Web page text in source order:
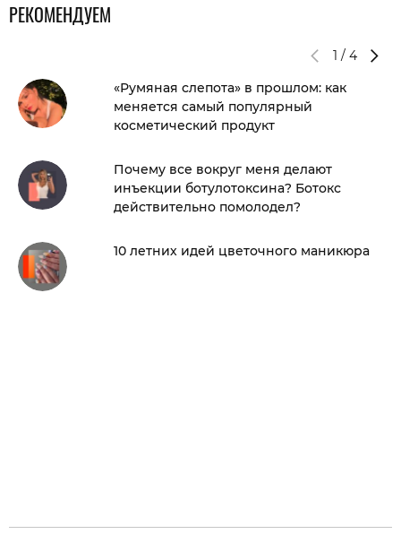
РЕКОМЕНДУЕМ
1 / 4
«Румяная слепота» в прошлом: как
меняется самый популярный
косметический продукт
Почему все вокруг меня делают
инъекции ботулотоксина? Ботокс
действительно помолодел?
10 летних идей цветочного маникюра